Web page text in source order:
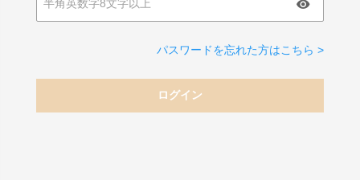
パスワードを忘れた方はこちら >
ログイン